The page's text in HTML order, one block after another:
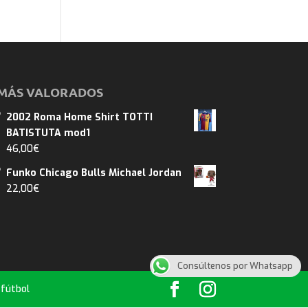
VALORADOS
2002 Roma Home Shirt TOTTI
BATISTUTA mod1
46,00€
Funko Chicago Bulls Michael Jordan
22,00€
fútbol
Consúltenos por Whatsapp